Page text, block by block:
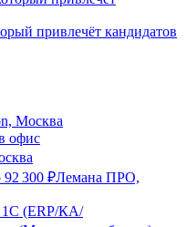
привлечёт кандидатов
Москва
офис
92 300 ₽Лемана ПРО,
1С (ERP/КА/